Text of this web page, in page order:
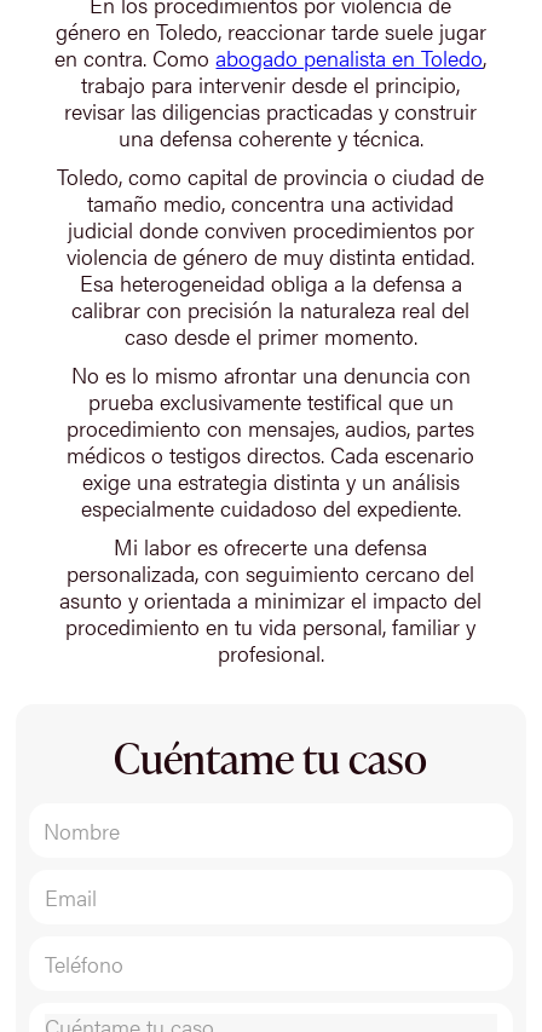
género en Toledo, reaccionar tarde suele jugar
en contra. Comoabogado penalista en Toledo,
trabajo para intervenir desde el principio,
revisar las diligencias practicadas y construir
una defensa coherente y técnica.
Toledo, como capital de provincia o ciudad de
tamaño medio, concentra una actividad
judicial donde conviven procedimientos por
violencia de género de muy distinta entidad.
Esa heterogeneidad obliga a la defensa a
calibrar con precisión la naturaleza real del
caso desde el primer momento.
No es lo mismo afrontar una denuncia con
prueba exclusivamente testifical que un
procedimiento con mensajes, audios, partes
médicos o testigos directos. Cada escenario
exige una estrategia distinta y un análisis
especialmente cuidadoso del expediente.
Mi labor es ofrecerte una defensa
personalizada, con seguimiento cercano del
asunto y orientada a minimizar el impacto del
procedimiento en tu vida personal, familiar y
profesional.
Cuéntame tu caso